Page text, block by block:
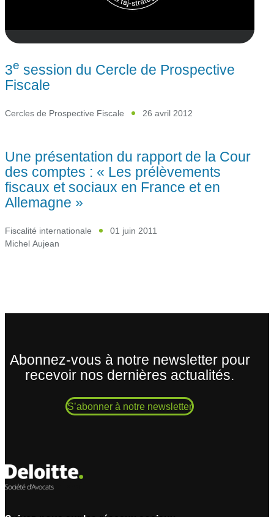
3e session du Cercle de Prospective
Fiscale
Cercles de Prospective Fiscale 26 avril 2012
Une présentation du rapport de la Cour
des comptes : « Les prélèvements
fiscaux et sociaux en France et en
Allemagne »
Fiscalité internationale
01 juin 2011
Michel Aujean
Abonnez-vous à notre newsletter pour
recevoir nos dernières actualités.
S’abonner à notre newsletter